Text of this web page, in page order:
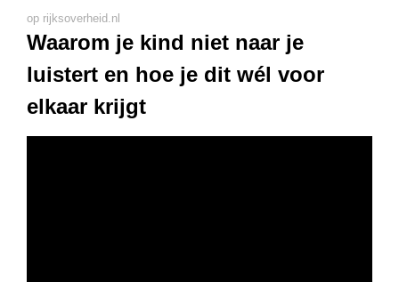
op rijksoverheid.nl
Waarom je kind niet naar je
luistert en hoe je dit wél voor
elkaar krijgt